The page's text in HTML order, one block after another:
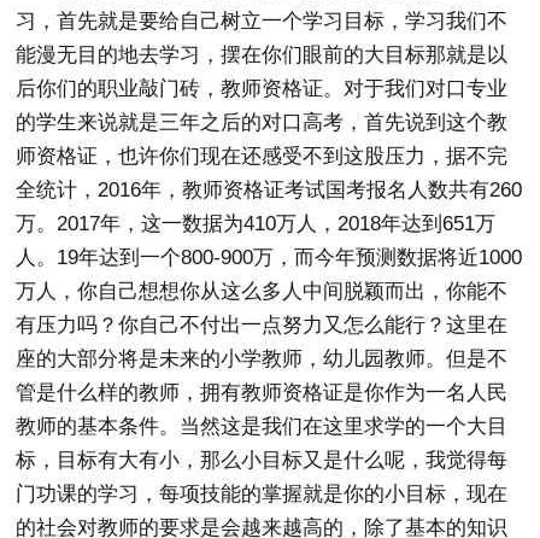
习，首先就是要给自己树立一个学习目标，学习我们不
能漫无目的地去学习，摆在你们眼前的大目标那就是以
后你们的职业敲门砖，教师资格证。对于我们对口专业
的学生来说就是三年之后的对口高考，首先说到这个教
师资格证，也许你们现在还感受不到这股压力，据不完
全统计，2016年，教师资格证考试国考报名人数共有260
万。2017年，这一数据为410万人，2018年达到651万
人。19年达到一个800-900万，而今年预测数据将近1000
万人，你自己想想你从这么多人中间脱颖而出，你能不
有压力吗？你自己不付出一点努力又怎么能行？这里在
座的大部分将是未来的小学教师，幼儿园教师。但是不
管是什么样的教师，拥有教师资格证是你作为一名人民
教师的基本条件。当然这是我们在这里求学的一个大目
标，目标有大有小，那么小目标又是什么呢，我觉得每
门功课的学习，每项技能的掌握就是你的小目标，现在
的社会对教师的要求是会越来越高的，除了基本的知识